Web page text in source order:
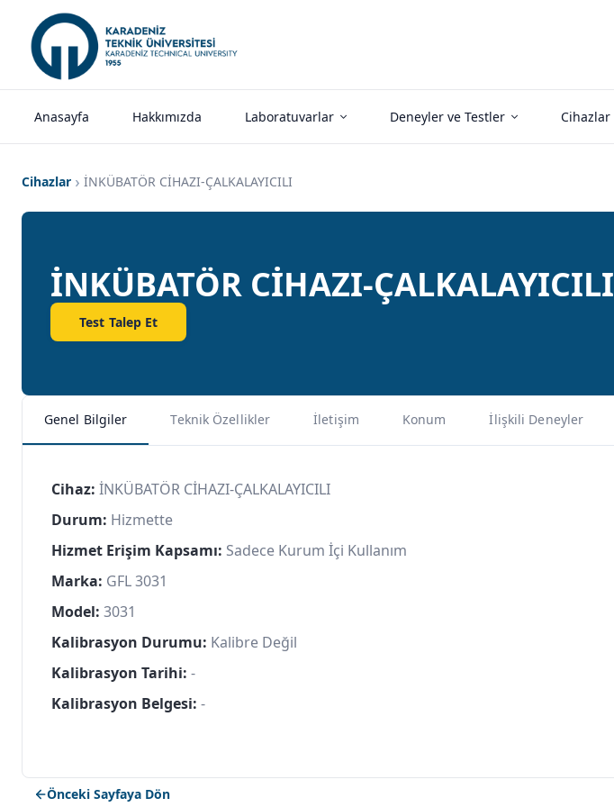
Anasayfa Hakkımızda Laboratuvarlar Deneyler ve Testler Cihazlar
Cihazlar İNKÜBATÖR CİHAZI-ÇALKALAYICILI
İNKÜBATÖR CİHAZI-ÇALKALAYICILI
Test Talep Et
Genel Bilgiler Teknik Özellikler İletişim Konum İlişkili Deneyler
Cihaz: İNKÜBATÖR CİHAZI-ÇALKALAYICILI
Durum: Hizmette
Hizmet Erişim Kapsamı: Sadece Kurum İçi Kullanım
Marka: GFL 3031
Model: 3031
Kalibrasyon Durumu: Kalibre Değil
Kalibrasyon Tarihi: -
Kalibrasyon Belgesi: -
Önceki Sayfaya Dön